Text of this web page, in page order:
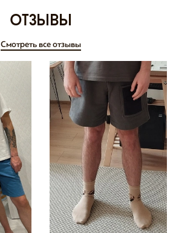
отзывы
Смотреть все отзывы